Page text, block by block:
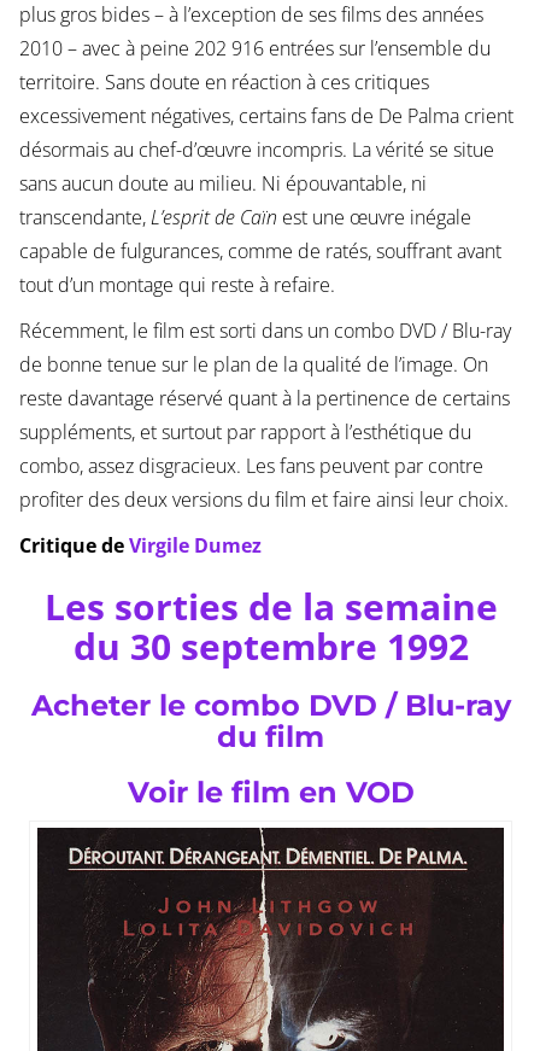
plus gros bides – à l’exception de ses films des années
2010 – avec à peine 202 916 entrées sur l’ensemble du
territoire. Sans doute en réaction à ces critiques
excessivement négatives, certains fans de De Palma crient
désormais au chef-d’œuvre incompris. La vérité se situe
sans aucun doute au milieu. Ni épouvantable, ni
transcendante,L’esprit de Caïn est une œuvre inégale
capable de fulgurances, comme de ratés, souffrant avant
tout d’un montage qui reste à refaire.
Récemment, le film est sorti dans un combo DVD / Blu-ray
de bonne tenue sur le plan de la qualité de l’image. On
reste davantage réservé quant à la pertinence de certains
suppléments, et surtout par rapport à l’esthétique du
combo, assez disgracieux. Les fans peuvent par contre
profiter des deux versions du film et faire ainsi leur choix.
Critique deVirgile Dumez
Les sorties de la semaine
du 30 septembre 1992
Acheter le combo DVD / Blu-ray
du film
Voir le film en VOD